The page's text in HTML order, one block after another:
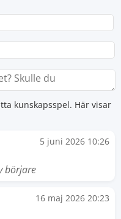
kunskapsspel. Här visar
5 juni 2026 10:26
börjare
16 maj 2026 20:23